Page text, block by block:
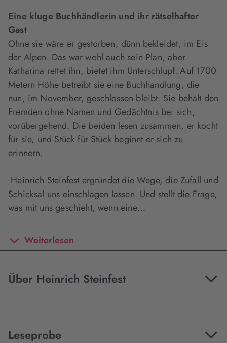
Eine kluge Buchhändlerin und ihr rätselhafter
Gast
Ohne sie wäre er gestorben, dünn bekleidet, im Eis
der Alpen. Das war wohl auch sein Plan, aber
Katharina rettet ihn, bietet ihm Unterschlupf. Auf 1700
Metern Höhe betreibt sie eine Buchhandlung, die
nun, im November, geschlossen bleibt. Sie behält den
Fremden ohne Namen und Gedächtnis bei sich,
vorübergehend. Die beiden lesen zusammen, er kocht
für sie, und Stück für Stück beginnt er sich zu
erinnern.
Heinrich Steinfest ergründet die Wege, die Zufall und
Schicksal uns einschlagen lassen. Und stellt die Frage,
was mit uns geschieht, wenn eine…
Weiterlesen
Über Heinrich Steinfest
Leseprobe